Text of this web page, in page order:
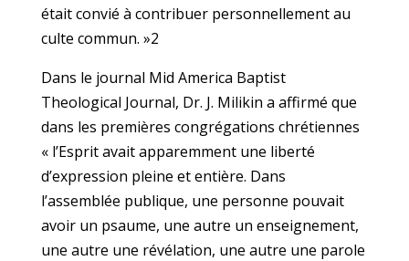
était convié à contribuer personnellement au
culte commun. »2
Dans le journal Mid America Baptist
Theological Journal, Dr. J. Milikin a affirmé que
dans les premières congrégations chrétiennes
« l’Esprit avait apparemment une liberté
d’expression pleine et entière. Dans
l’assemblée publique, une personne pouvait
avoir un psaume, une autre un enseignement,
une autre une révélation, une autre une parole